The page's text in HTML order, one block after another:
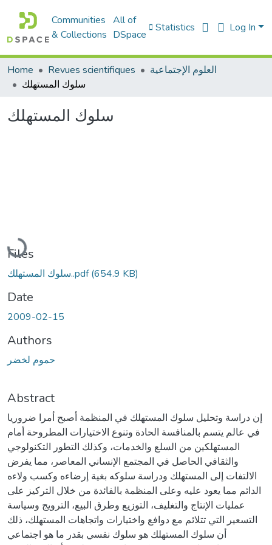
Communities
& Collections
All of
DSpace
Statistics Log In
Home Revues scientifiques
العلوم الإجتماعية
سلوك المستهلك
سلوك المستهلك
Loading...
Files
سلوك المستهلك..pdf(654.9 KB)
Date
2009-02-15
Authors
حموم لخضر
Abstract
إن دراسة وتحليل سلوك المستهلك في المنظمة أصبح أمرا ضروريا
في عالم يتسم بالمنافسة الحادة وتنوع الاختيارات المطروحة أمام
المستهلكين من السلع والخدمات، وكذلك التطور التكنولوجي
والثقافي الحاصل في المجتمع الإنساني المعاصر، مما يفرض
الالتفات إلى المستهلك ودراسة سلوكه بغية إرضاءه وكسب ولاءه
الدائم مما يعود عليه وعلى المنظمة بالفائدة من خلال التركيز على
عمليات الإنتاج والتغليف، التوزيع وطرق البيع، الترويج وسياسة
التسعير التي تتلائم مع دوافع واختيارات واتجاهات المستهلك، ذلك
أن سلوك المستهلك هو سلوك نفسي بقدر ما هو اجتماعي